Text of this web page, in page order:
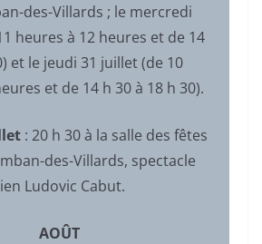
des-Villards ; le mercredi
heures à 12 heures et de 14
et le jeudi 31 juillet (de 10
et de 14 h 30 à 18 h 30).
: 20 h 30 à la salle des fêtes
des-Villards, spectacle
Ludovic Cabut.
AOÛT